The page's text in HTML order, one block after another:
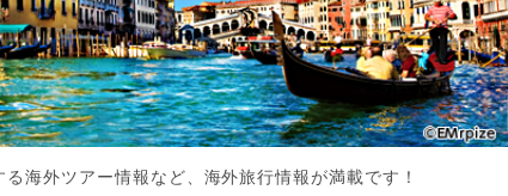
海外ツアー情報など、海外旅行情報が満載です！